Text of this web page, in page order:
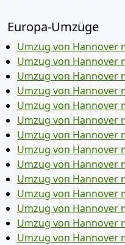
Europa-Umzüge
Umzug von Hannover
Umzug von Hannover
Umzug von Hannover
Umzug von Hannover
Umzug von Hannover
Umzug von Hannover
Umzug von Hannover
Umzug von Hannover
Umzug von Hannover
Umzug von Hannover
Umzug von Hannover
Umzug von Hannover
Umzug von Hannover
Umzug von Hannover